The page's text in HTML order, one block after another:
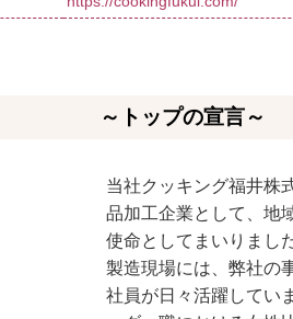
～トップの宣言～
当社クッキング福井株
品加工企業として、地
使命としてまいりました
製造現場には、弊社の
社員が日々活躍してい